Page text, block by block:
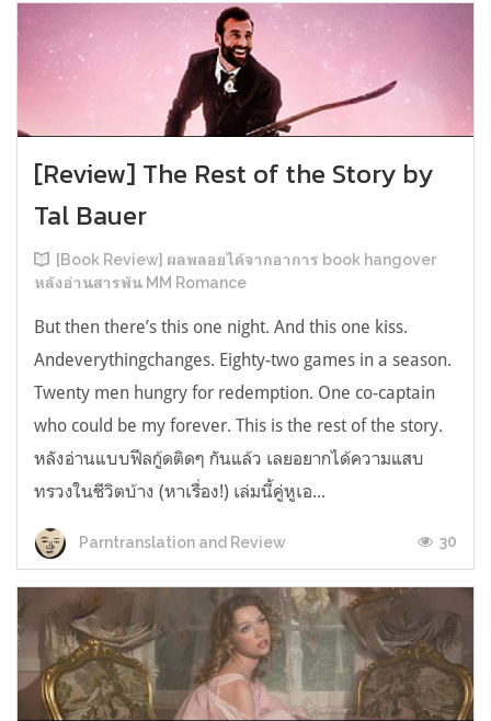
[Review] The Rest of the Story by
Tal Bauer
[Book Review] ผลพลอยได้จากอาการ book hangover
หลังอ่านสารพัน MM Romance
But then there’s this one night. And this one kiss.
Andeverythingchanges. Eighty-two games in a season.
Twenty men hungry for redemption. One co-captain
who could be my forever. This is the rest of the story.
หลังอ่านแบบฟีลกู้ดติดๆ กันแล้ว เลยอยากได้ความแสบ
ทรวงในชีวิตบ้าง (หาเรื่อง!) เล่มนี้คู่หูเอ...
Parntranslation and Review 30